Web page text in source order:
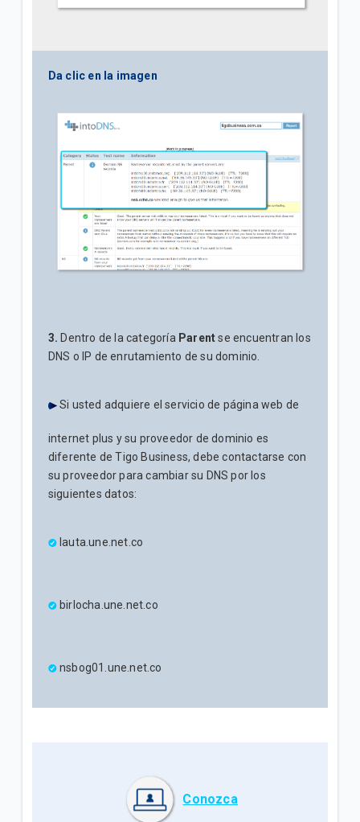
Da clic en la imagen
3. Dentro de la categoría Parentse encuentran los
DNS o IP de enrutamiento de su dominio.
Si usted adquiere el servicio de página web de
internet plus y su proveedor de dominio es
diferente de Tigo Business, debe contactarse con
su proveedor para cambiar su DNS por los
siguientes datos:
lauta.une.net.co
birlocha.une.net.co
nsbog01.une.net.co
Conozca